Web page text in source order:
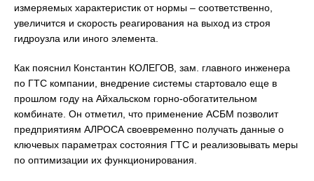
измеряемых характеристик от нормы – соответственно,
увеличится и скорость реагирования на выход из строя
гидроузла или иного элемента.
Как пояснил Константин КОЛЕГОВ, зам. главного инженера
по ГТС компании, внедрение системы стартовало еще в
прошлом году на Айхальском горно-обогатительном
комбинате. Он отметил, что применение АСБМ позволит
предприятиям АЛРОСА своевременно получать данные о
ключевых параметрах состояния ГТС и реализовывать меры
по оптимизации их функционирования.